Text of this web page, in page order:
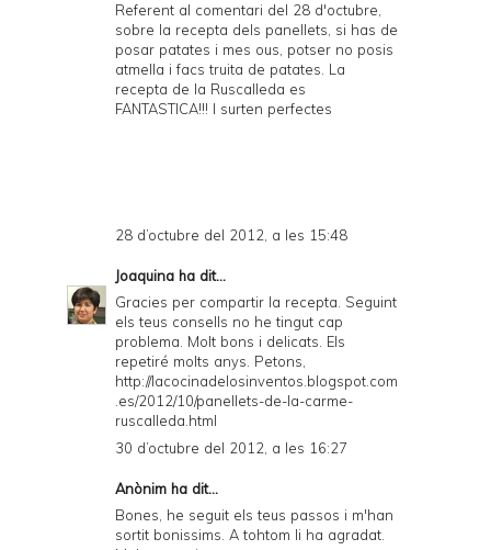
Referent al comentari del 28 d'octubre,
sobre la recepta dels panellets, si has de
posar patates i mes ous, potser no posis
atmella i facs truita de patates. La
recepta de la Ruscalleda es
FANTASTICA!!! I surten perfectes
28 d’octubre del 2012, a les 15:48
Joaquina ha dit...
Gracies per compartir la recepta. Seguint
els teus consells no he tingut cap
problema. Molt bons i delicats. Els
repetiré molts anys. Petons,
http://lacocinadelosinventos.blogspot.com
.es/2012/10/panellets-de-la-carme-
ruscalleda.html
30 d’octubre del 2012, a les 16:27
Anònim ha dit...
Bones, he seguit els teus passos i m'han
sortit bonissims. A tohtom li ha agradat.